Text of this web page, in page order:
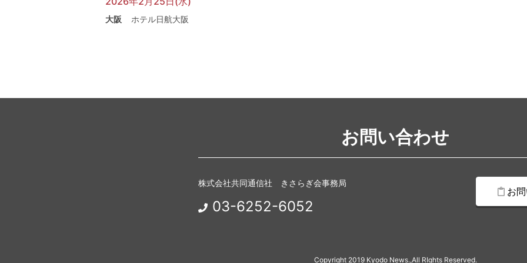
大阪 ホテル日航大阪
お問い合わせ
株式会社共同通信社 きさらぎ会事務局
03-6252-6052
お
Copyright 2019 Kyodo News.,All RIghts Reserved.